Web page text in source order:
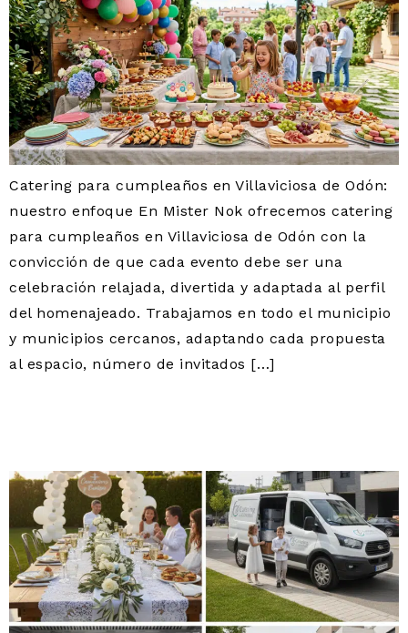
Catering para cumpleaños en Villaviciosa de Odón:
nuestro enfoque En Mister Nok ofrecemos catering
para cumpleaños en Villaviciosa de Odón con la
convicción de que cada evento debe ser una
celebración relajada, divertida y adaptada al perfil
del homenajeado. Trabajamos en todo el municipio
y municipios cercanos, adaptando cada propuesta
al espacio, número de invitados […]